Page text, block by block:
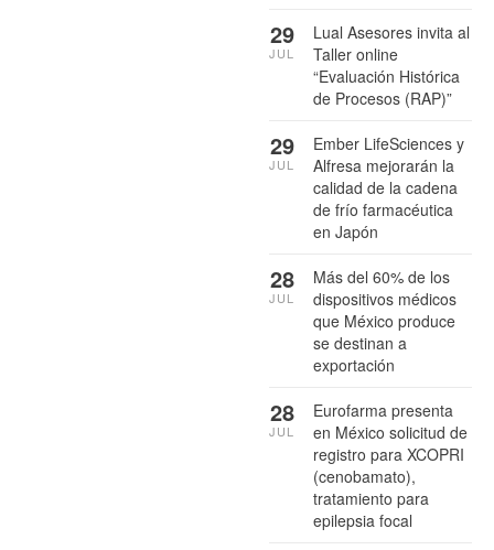
Lual Asesores invita al
Taller online
“Evaluación Histórica
de Procesos (RAP)”
29
JUL
Ember LifeSciences y
Alfresa mejorarán la
calidad de la cadena
de frío farmacéutica
en Japón
29
JUL
Más del 60% de los
dispositivos médicos
que México produce
se destinan a
exportación
28
JUL
Eurofarma presenta
en México solicitud de
registro para XCOPRI
(cenobamato),
tratamiento para
epilepsia focal
28
JUL